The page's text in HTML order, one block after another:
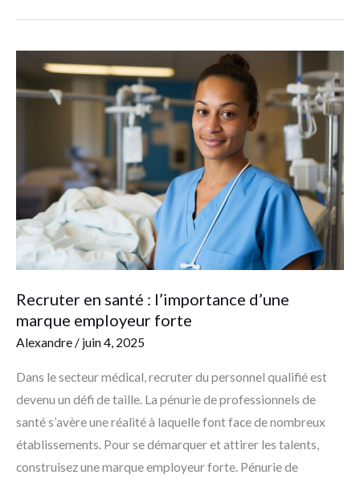
Recruter en santé : l’importance d’une
marque employeur forte
Alexandre/ juin 4, 2025
Dans le secteur médical, recruter du personnel qualifié est
devenu un défi de taille. La pénurie de professionnels de
santé s’avère une réalité à laquelle font face de nombreux
établissements. Pour se démarquer et attirer les talents,
construisez une marque employeur forte. Pénurie de
Recruter
l’importance
d’une
marque
employeur
forte